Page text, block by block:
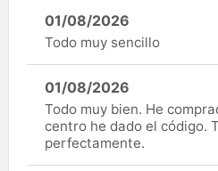
01/08/2026
Todo muy sencillo
01/08/2026
Todo muy bien. He
centro he dado el código.
perfectamente.